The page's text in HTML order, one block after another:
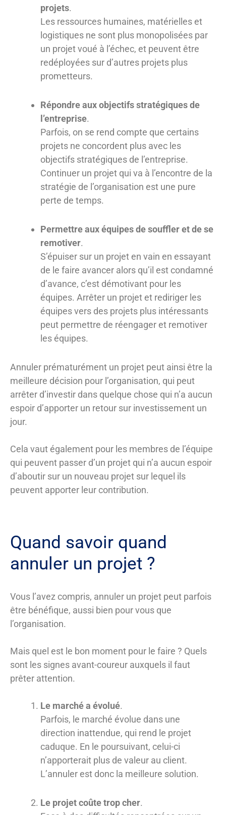
projets.
Les ressources humaines, matérielles et
logistiques ne sont plus monopolisées par
un projet voué à l’échec, et peuvent être
redéployées sur d’autres projets plus
prometteurs.
Répondre aux objectifs stratégiques de
l’entreprise.
Parfois, on se rend compte que certains
projets ne concordent plus avec les
objectifs stratégiques de l’entreprise.
Continuer un projet qui va à l’encontre de la
stratégie de l’organisation est une pure
perte de temps.
Permettre aux équipes de souffler et de se
remotiver.
S’épuiser sur un projet en vain en essayant
de le faire avancer alors qu’il est condamné
d’avance, c’est démotivant pour les
équipes. Arrêter un projet et rediriger les
équipes vers des projets plus intéressants
peut permettre de réengager et remotiver
les équipes.
Annuler prématurément un projet peut ainsi être la
meilleure décision pour l’organisation, qui peut
arrêter d’investir dans quelque chose qui n’a aucun
espoir d’apporter un retour sur investissement un
jour.
Cela vaut également pour les membres de l’équipe
qui peuvent passer d’un projet qui n’a aucun espoir
d’aboutir sur un nouveau projet sur lequel ils
peuvent apporter leur contribution.
Quand savoir quand
annuler un projet ?
Vous l’avez compris, annuler un projet peut parfois
être bénéfique, aussi bien pour vous que
l’organisation.
Mais quel est le bon moment pour le faire ? Quels
sont les signes avant-coureur auxquels il faut
prêter attention.
Le marché a évolué.
Parfois, le marché évolue dans une
direction inattendue, qui rend le projet
caduque. En le poursuivant, celui-ci
n’apporterait plus de valeur au client.
L’annuler est donc la meilleure solution.
Le projet coûte trop cher.